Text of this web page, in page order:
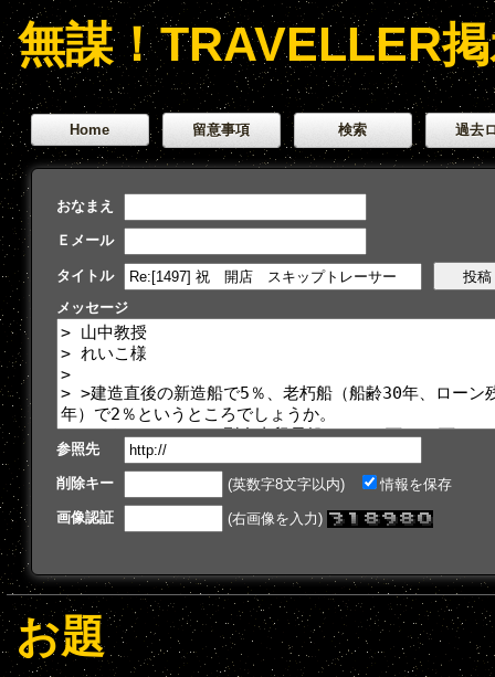
無謀！TRAVELLER
Home 留意事項 検索 過去
おなまえ
Ｅメール
タイトル
メッセージ
参照先
削除キー (英数字8文字以内)
情報を保存
画像認証
(右画像を入力)
お題